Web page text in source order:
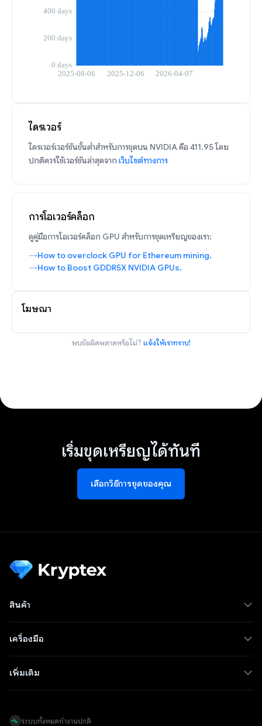
ไดรเวอร์
ไดรเวอร์เวอร์ชันขั้นต่ำสำหรับการขุดบน NVIDIA คือ 411.95 โดย
ปกติควรใช้เวอร์ชันล่าสุดจาก เว็บไซต์ทางการ
การโอเวอร์คล็อก
ดูคู่มือการโอเวอร์คล็อก GPU สำหรับการขุดเหรียญของเรา:
How to overclock GPU for Ethereum mining.
How to Boost GDDR5X NVIDIA GPUs.
โฆษณา
พบข้อผิดพลาดหรือไม่? แจ้งให้เราทราบ!
เริ่มขุดเหรียญได้ทันที
เลือกวิธีการขุดของคุณ
สินค้า
เครื่องมือ
เพิ่มเติม
ระบบทั้งหมดทำงานปกติ